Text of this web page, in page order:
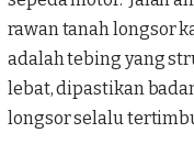
rawan tanah longsor
adalah tebing yang
lebat, dipastikan
longsor selalu